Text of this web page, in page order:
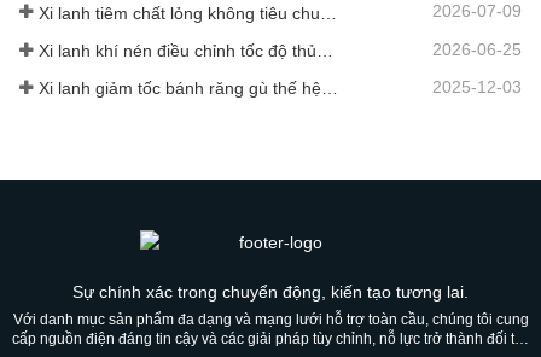
2026-07-09
2026-06-25
Xi lanh giảm tốc bánh răng gù thế hệ mới 2025-12-03
Sự chính xác trong chuyển động, kiến ​​tạo tương lai.
Với danh mục sản phẩm đa dạng và mạng lưới hỗ trợ toàn cầu, chúng tôi cung
cấp nguồn điện đáng tin cậy và các giải pháp tùy chỉnh, nỗ lực trở thành đối tác